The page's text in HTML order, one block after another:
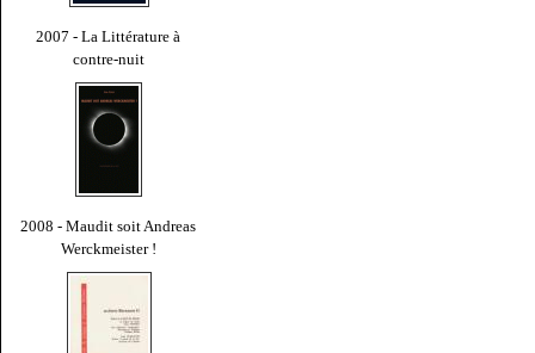
2007 - La Littérature à
contre-nuit
2008 - Maudit soit Andreas
Werckmeister !